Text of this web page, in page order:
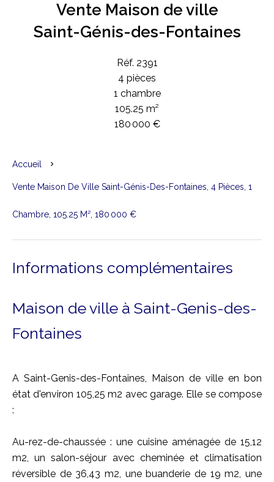
Vente Maison de ville
Saint-Génis-des-Fontaines
Réf. 2391
4 pièces
1 chambre
105.25 m²
180 000 €
Accueil
Vente Maison De Ville Saint-Génis-Des-Fontaines, 4 Pièces, 1
Chambre, 105.25 M², 180 000 €
Informations complémentaires
Maison de ville à Saint-Genis-des-
Fontaines
A Saint-Genis-des-Fontaines, Maison de ville en bon
état d'environ 105,25 m2 avec garage. Elle se compose
:
Au-rez-de-chaussée : une cuisine aménagée de 15,12
m2, un salon-séjour avec cheminée et climatisation
réversible de 36,43 m2, une buanderie de 19 m2, une